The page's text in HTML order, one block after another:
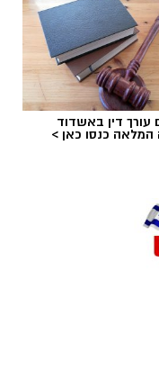
עורך דין באשדוד
המלאה כנסו כאן >